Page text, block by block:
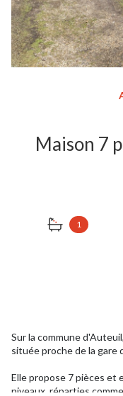
Maison 7 pièce(s) 5 chambre(s)
1
Sur la commune
située proche de la gare
Elle propose 7 pièces et
niveaux, réparties